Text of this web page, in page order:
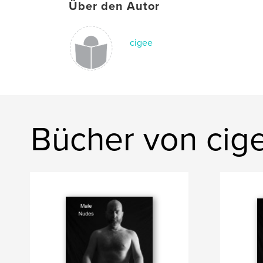
Über den Autor
cigee
Bücher von